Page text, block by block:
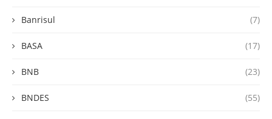
Banrisul (7)
BASA (17)
BNB (23)
BNDES (55)